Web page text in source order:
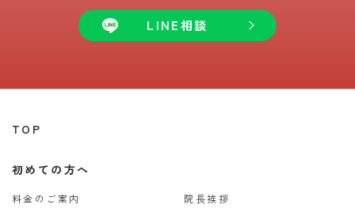
LINE相談
TOP
初めての方へ
料金のご案内
院長挨拶